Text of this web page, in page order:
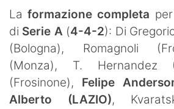
Laformazione completa
di Serie A (4-4-2): Di
(Bologna), Romagnoli
(Monza), T. Hernandez
(Frosinone), Felipe
Alberto (LAZIO),